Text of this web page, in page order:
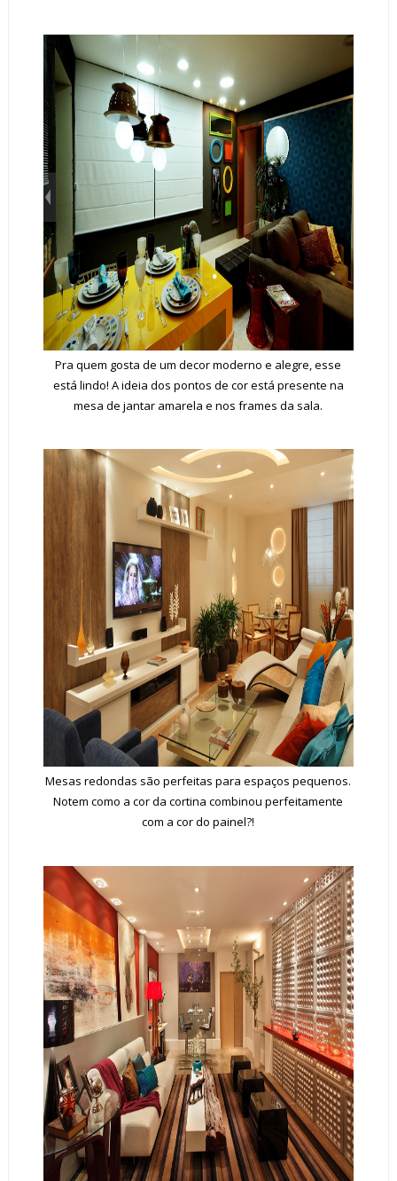
Pra quem gosta de um decor moderno e alegre, esse
está lindo! A ideia dos pontos de cor está presente na
mesa de jantar amarela e nos frames da sala.
Mesas redondas são perfeitas para espaços pequenos.
Notem como a cor da cortina combinou perfeitamente
com a cor do painel?!